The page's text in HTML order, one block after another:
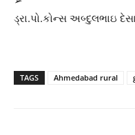
ડ્રા.પો.કોન્સ અબ્દુલભાઇ
TAGS Ahmedabad rural